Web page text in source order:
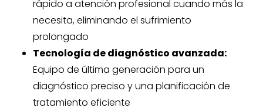
rápido a atención profesional cuando más la
necesita, eliminando el sufrimiento
prolongado
Tecnología de diagnóstico avanzada:
Equipo de última generación para un
diagnóstico preciso y una planificación de
tratamiento eficiente